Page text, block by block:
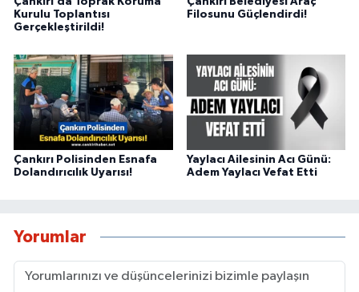
Kurulu Toplantısı
Gerçekleştirildi!
Filosunu Güçlendirdi!
Çankırı Polisinden Esnafa
Dolandırıcılık Uyarısı!
Yaylacı Ailesinin Acı Günü:
Adem Yaylacı Vefat Etti
Yorumlar